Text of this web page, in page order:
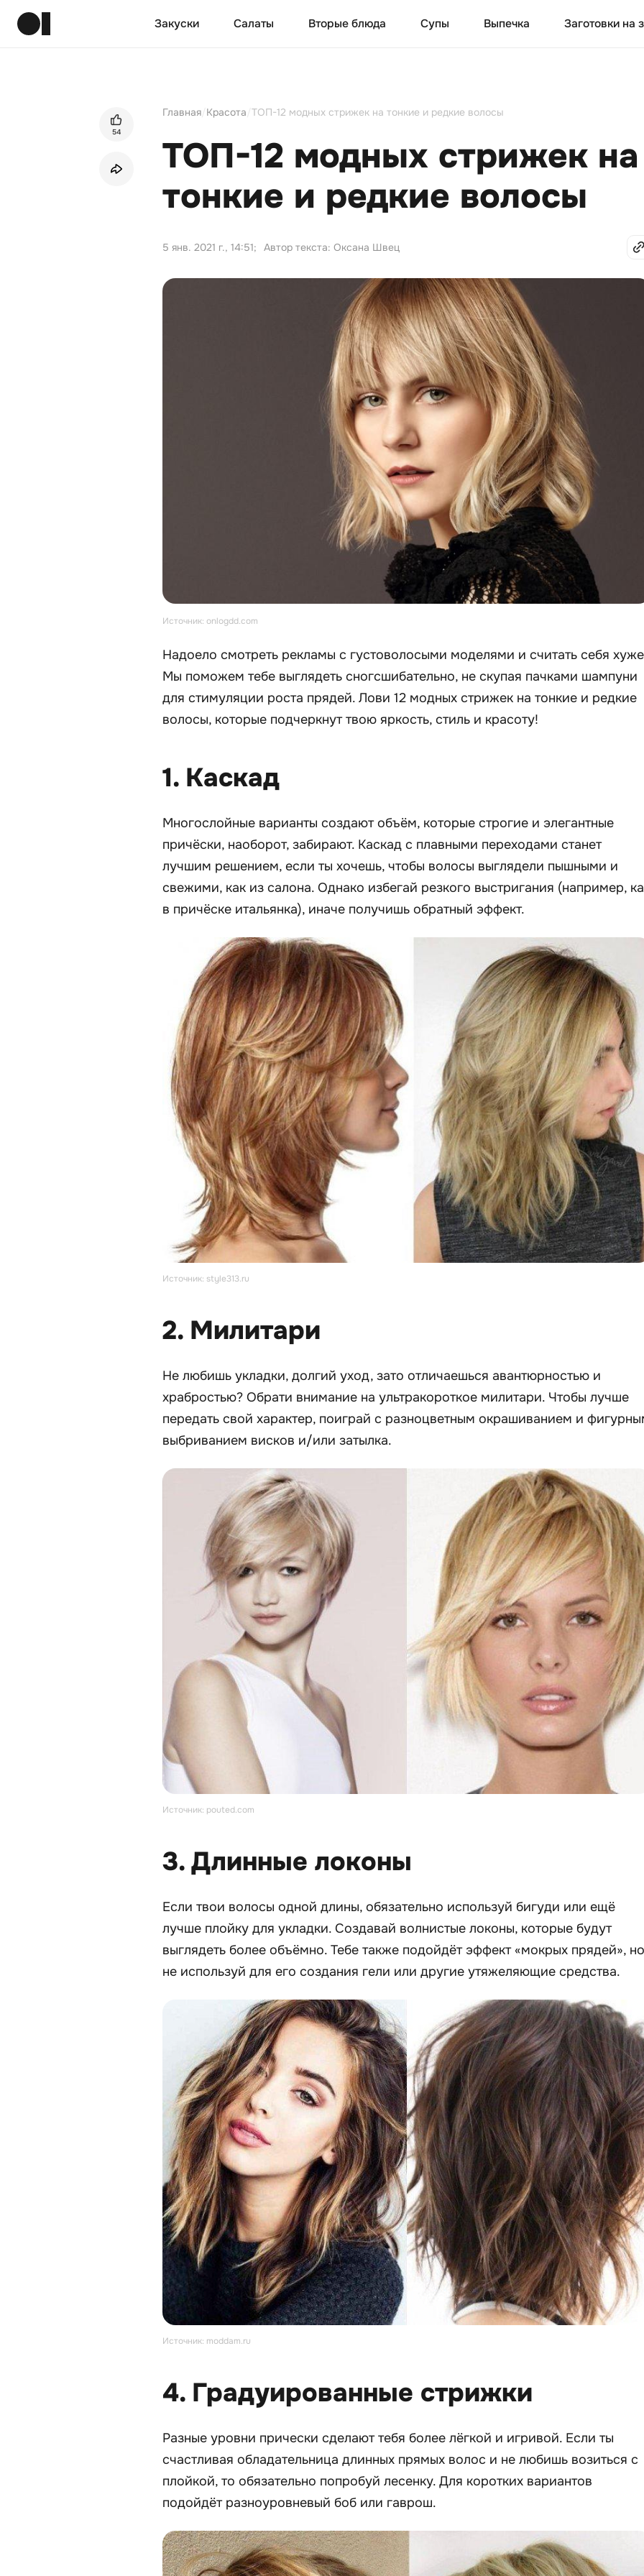
Закуски Салаты Вторые блюда Супы Выпечка Заготовки на
54
Главная Красота ТОП-12 модных стрижек на тонкие и редкие волосы
ТОП-12 модных стрижек на
тонкие и редкие волосы
5 янв. 2021 г., 14:51; Автор текста: Оксана Швец
Источник: onlogdd.com
Надоело смотреть рекламы с густоволосыми моделями и считать себя
Мы поможем тебе выглядеть сногсшибательно, не скупая пачками шампуни
для стимуляции роста прядей. Лови 12 модных стрижек на тонкие и редкие
волосы, которые подчеркнут твою яркость, стиль и красоту!
1. Каскад
Многослойные варианты создают объём, которые строгие и элегантные
причёски, наоборот, забирают. Каскад с плавными переходами станет
лучшим решением, если ты хочешь, чтобы волосы выглядели пышными и
свежими, как из салона. Однако избегай резкого выстригания (например,
в причёске итальянка), иначе получишь обратный эффект.
Источник: style313.ru
2. Милитари
Не любишь укладки, долгий уход, зато отличаешься авантюрностью и
храбростью? Обрати внимание на ультракороткое милитари. Чтобы лучше
передать свой характер, поиграй с разноцветным окрашиванием и
выбриванием висков и/или затылка.
Источник: pouted.com
3. Длинные локоны
Если твои волосы одной длины, обязательно используй бигуди или ещё
лучше плойку для укладки. Создавай волнистые локоны, которые будут
выглядеть более объёмно. Тебе также подойдёт эффект «мокрых прядей», но
не используй для его создания гели или другие утяжеляющие средства.
Источник: moddam.ru
4. Градуированные стрижки
Разные уровни прически сделают тебя более лёгкой и игривой. Если ты
счастливая обладательница длинных прямых волос и не любишь возиться с
плойкой, то обязательно попробуй лесенку. Для коротких вариантов
подойдёт разноуровневый боб или гаврош.